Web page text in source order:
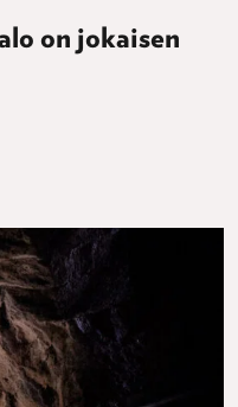
on jokaisen